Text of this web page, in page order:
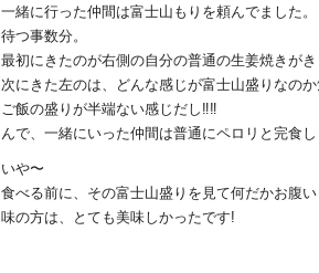
一緒に行った仲間は富士山もりを頼んでました。
待つ事数分。
最初にきたのが右側の自分の普通の生姜焼きがき
次にきた左のは、どんな感じが富士山盛りなの
ご飯の盛りが半端ない感じだし‼️‼️
んで、一緒にいった仲間は普通にペロリと完食し
いや〜
食べる前に、その富士山盛りを見て何だかお腹
味の方は、とても美味しかったです!